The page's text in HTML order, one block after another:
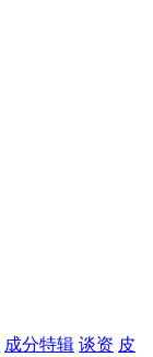
成分特辑 谈资 皮